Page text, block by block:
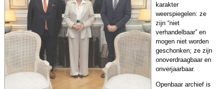
karakter
weerspiegelen: ze
zijn “niet
verhandelbaar” en
mogen niet worden
geschonken; ze zijn
onoverdraagbaar en
onverjaarbaar.
Openbaar archief is